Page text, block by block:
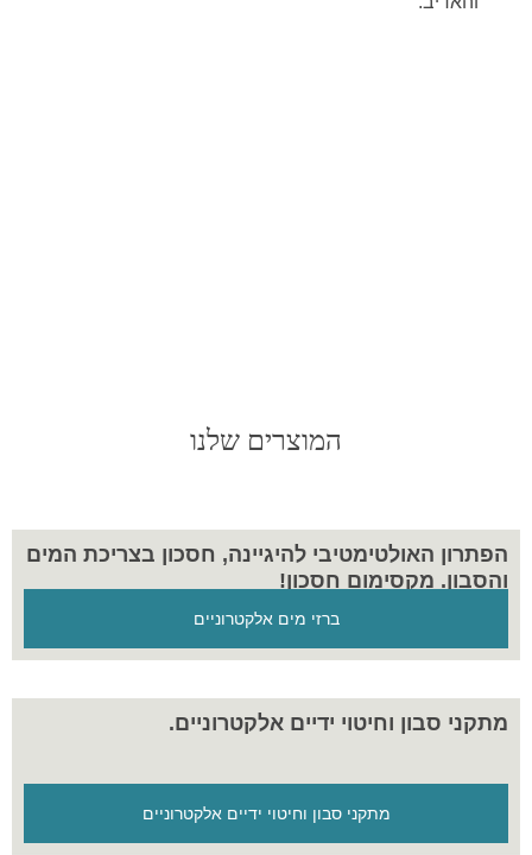
המוצרים שלנו
הפתרון האולטימטיבי להיגיינה, חסכון בצריכת המים
והסבון. מקסימום חסכון!
ברזי מים אלקטרוניים
מתקני סבון וחיטוי ידיים אלקטרוניים.
מתקני סבון וחיטוי ידיים אלקטרוניים